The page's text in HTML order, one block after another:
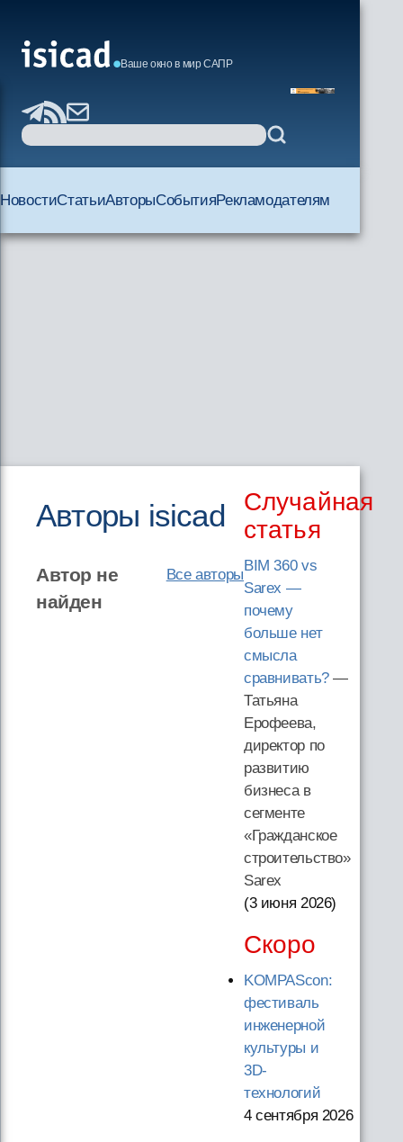
Ваше окно в мир САПР
НовостиСтатьиАвторыСобытияРекламодателям
Авторы isicad
Все авторы
Автор не
найден
Случайная
статья
BIM 360 vs
Sarex —
почему
больше нет
смысла
сравнивать?—
Татьяна
Ерофеева,
директор по
развитию
бизнеса в
сегменте
«Гражданское
строительство»
Sarex
(3 июня 2026)
Скоро
KOMPAScon:
фестиваль
инженерной
культуры и
3D-
технологий
4 сентября 2026